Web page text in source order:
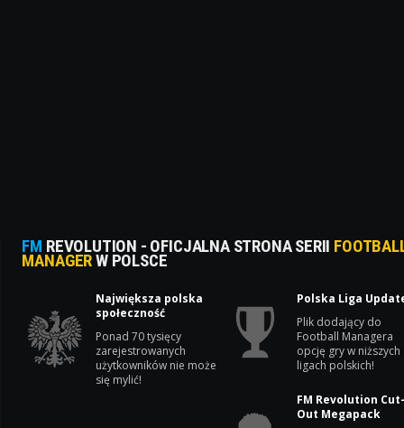
FM REVOLUTION - OFICJALNA STRONA SERII
MANAGERW POLSCE
Największa polska
społeczność
Ponad 70 tysięcy
zarejestrowanych
użytkowników nie może
się mylić!
Polska Liga
Plik dodający do
Football Managera
opcję gry w niższych
ligach polskich!
FM Revolution
Out Megapack